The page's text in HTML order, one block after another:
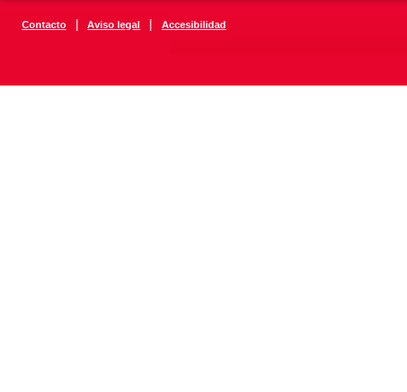
Contacto | Aviso legal | Accesibilidad